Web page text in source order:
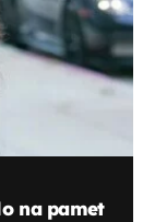
na pamet